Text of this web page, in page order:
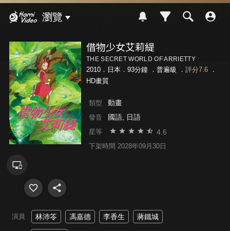
瀏覽
借物少女艾莉緹
THE SECRET WORLD OF ARRIETTY
2010．日本．93分鐘 ． 普遍級 ． 評分7.6．
HD畫質
類型 動畫
發音 國語, 日語
星等 4.6
下架時間 2028年09月30日
演員 林沛笭 馮嘉德 李香生 蔣鐵城